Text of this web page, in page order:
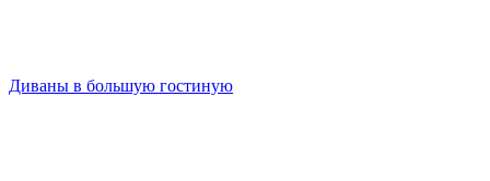
Диваны в большую гостиную